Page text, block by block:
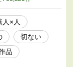
ベルを正妃には
いアナベルは、シ
告げられない恋
ンも健気なアナベ
和な獣人国で繰り
も甘いラブスト
王妃争奪戦 番
人×人
切ない
品